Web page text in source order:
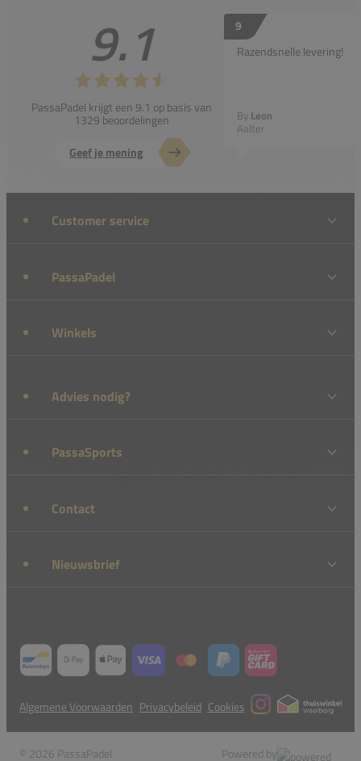
9.1
PassaPadel krijgt een 9.1 op basis van
1329 beoordelingen
Geef je mening
9
Razendsnelle levering!
By Leon
Aalter
Customer service
PassaPadel
Winkels
Advies nodig?
PassaSports
Contact
Nieuwsbrief
Algemene Voorwaarden Privacybeleid Cookies
© 2026 PassaPadel Powered by